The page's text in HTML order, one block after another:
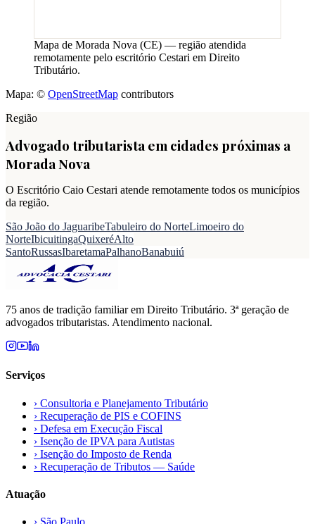
Mapa de Morada Nova (CE) — região atendida
remotamente pelo escritório Cestari em Direito
Tributário.
Mapa: © OpenStreetMap contributors
Região
Advogado tributarista em cidades próximas a
Morada Nova
O Escritório Caio Cestari atende remotamente todos os municípios
da região.
São João do JaguaribeTabuleiro do NorteLimoeiro do
NorteIbicuitingaQuixeréAlto
SantoRussasIbaretamaPalhanoBanabuiú
75 anos de tradição familiar em Direito Tributário. 3ª geração de
advogados tributaristas. Atendimento nacional.
Serviços
› Consultoria e Planejamento Tributário
› Recuperação de PIS e COFINS
› Defesa em Execução Fiscal
› Isenção de IPVA para Autistas
› Isenção do Imposto de Renda
› Recuperação de Tributos — Saúde
Atuação
› São Paulo